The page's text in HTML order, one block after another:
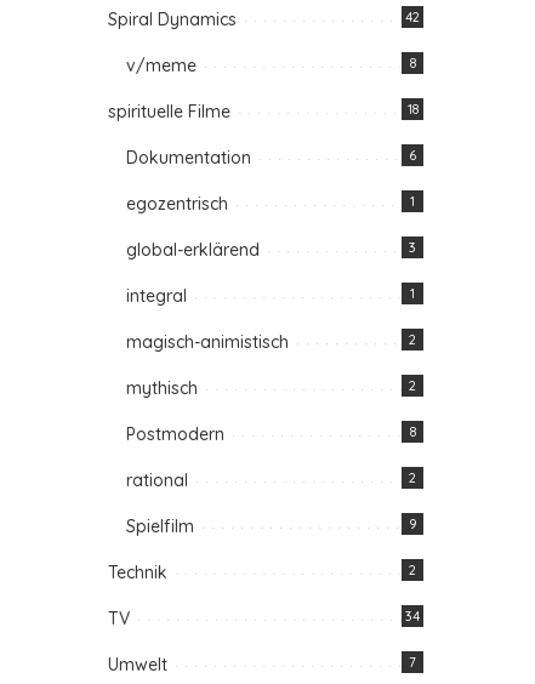
Spiral Dynamics 42
v/meme 8
spirituelle Filme 18
Dokumentation 6
egozentrisch 1
global-erklärend 3
integral 1
magisch-animistisch 2
mythisch 2
Postmodern 8
rational 2
Spielfilm 9
Technik 2
TV 34
Umwelt 7